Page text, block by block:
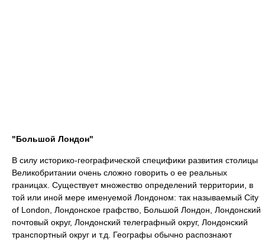
"Большой Лондон"
В силу историко-географической специфики развития столицы
Великобритании очень сложно говорить о ее реальных
границах. Существует множество определений территории, в
той или иной мере именуемой Лондоном: так называемый City
of London, Лондонское графство, Большой Лондон, Лондонский
почтовый округ, Лондонский телеграфный округ, Лондонский
транспортный округ и т.д. Географы обычно распознают